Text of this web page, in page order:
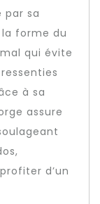
par sa
forme du
qui évite
à sa
assure
d’un